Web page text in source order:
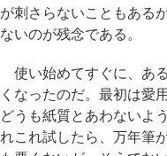
が刺さらないこともある
ないのが残念である。
使い始めてすぐに、あ
くなったのだ。最初は愛
どうも紙質とあわないよ
れこれ試したら、万年筆